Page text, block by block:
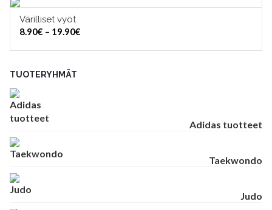
Värilliset vyöt
8.90€ – 19.90€
TUOTERYHMÄT
Adidas tuotteet
Taekwondo
Judo